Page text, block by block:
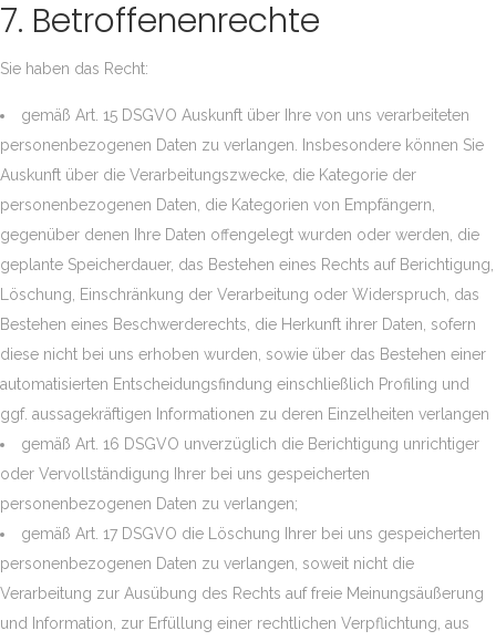
7. Betroffenenrechte
Sie haben das Recht:
gemäß Art. 15 DSGVO Auskunft über Ihre von uns verarbeiteten
personenbezogenen Daten zu verlangen. Insbesondere können Sie
Auskunft über die Verarbeitungszwecke, die Kategorie der
personenbezogenen Daten, die Kategorien von Empfängern,
gegenüber denen Ihre Daten offengelegt wurden oder werden, die
geplante Speicherdauer, das Bestehen eines Rechts auf Berichtigung,
Löschung, Einschränkung der Verarbeitung oder Widerspruch, das
Bestehen eines Beschwerderechts, die Herkunft ihrer Daten, sofern
diese nicht bei uns erhoben wurden, sowie über das Bestehen einer
automatisierten Entscheidungsfindung einschließlich Profiling und
ggf. aussagekräftigen Informationen zu deren Einzelheiten verlangen
gemäß Art. 16 DSGVO unverzüglich die Berichtigung unrichtiger
oder Vervollständigung Ihrer bei uns gespeicherten
personenbezogenen Daten zu verlangen;
gemäß Art. 17 DSGVO die Löschung Ihrer bei uns gespeicherten
personenbezogenen Daten zu verlangen, soweit nicht die
Verarbeitung zur Ausübung des Rechts auf freie Meinungsäußerung
und Information, zur Erfüllung einer rechtlichen Verpflichtung, aus